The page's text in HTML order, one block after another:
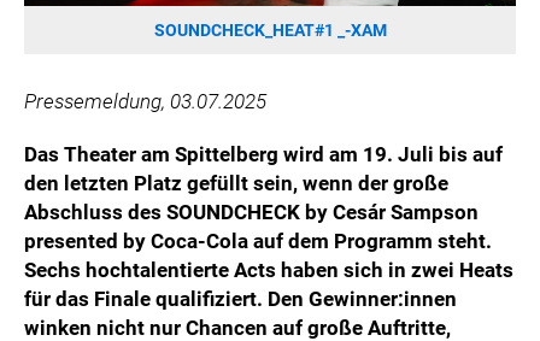
TRÄGERVEREIN EINWEGPFAND
MEDIA
LOGOS
COCA COLA
PRESSEKONTAKT
SOUNDCHECK_HEAT#1 _-XAM
Pressemeldung, 03.07.2025
Das Theater am Spittelberg wird am 19. Juli bis auf
den letzten Platz gefüllt sein, wenn der große
Abschluss des SOUNDCHECK by Cesár Sampson
presented by Coca-Cola auf dem Programm steht.
Sechs hochtalentierte Acts haben sich in zwei Heats
für das Finale qualifiziert. Den Gewinner:innen
winken nicht nur Chancen auf große Auftritte,